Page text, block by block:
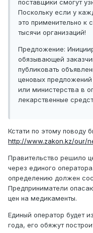
поставщики смогут
Поскольку если у
это применительно к
тысячи организаций!
Предложение:
обязывающей
публиковать
ценовых предложений
или министерства в
лекарственные
Кстати по этому поводу
http://www.zakon.kz/our/
Правительство решило
через единого
определению должен
Предприниматели
цен на медикаменты.
Единый оператор будет
года, его обяжут